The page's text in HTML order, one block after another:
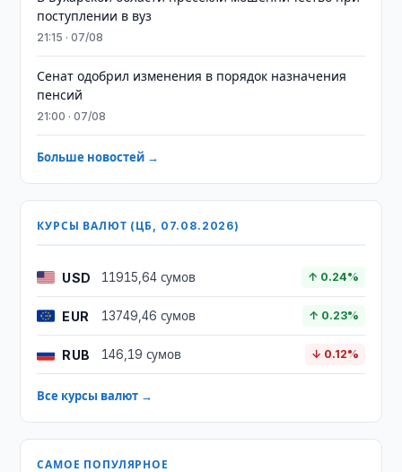
поступлении в вуз
21:15 · 07/08
Сенат одобрил изменения в порядок назначения
пенсий
21:00 · 07/08
Больше новостей →
КУРСЫ ВАЛЮТ (ЦБ, 07.08.2026)
USD 11915,64 сумов ↑ 0.24%
EUR 13749,46 сумов ↑ 0.23%
RUB 146,19 сумов ↓ 0.12%
Все курсы валют →
САМОЕ ПОПУЛЯРНОЕ